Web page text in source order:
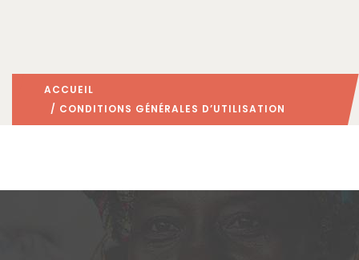
ACCUEIL
/ CONDITIONS GÉNÉRALES D’UTILISATION